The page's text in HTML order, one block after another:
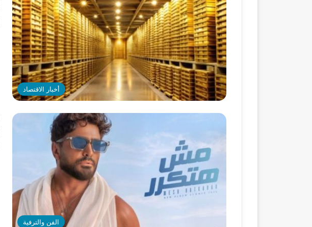
أخبار الاقتصاد
الفن والترفية